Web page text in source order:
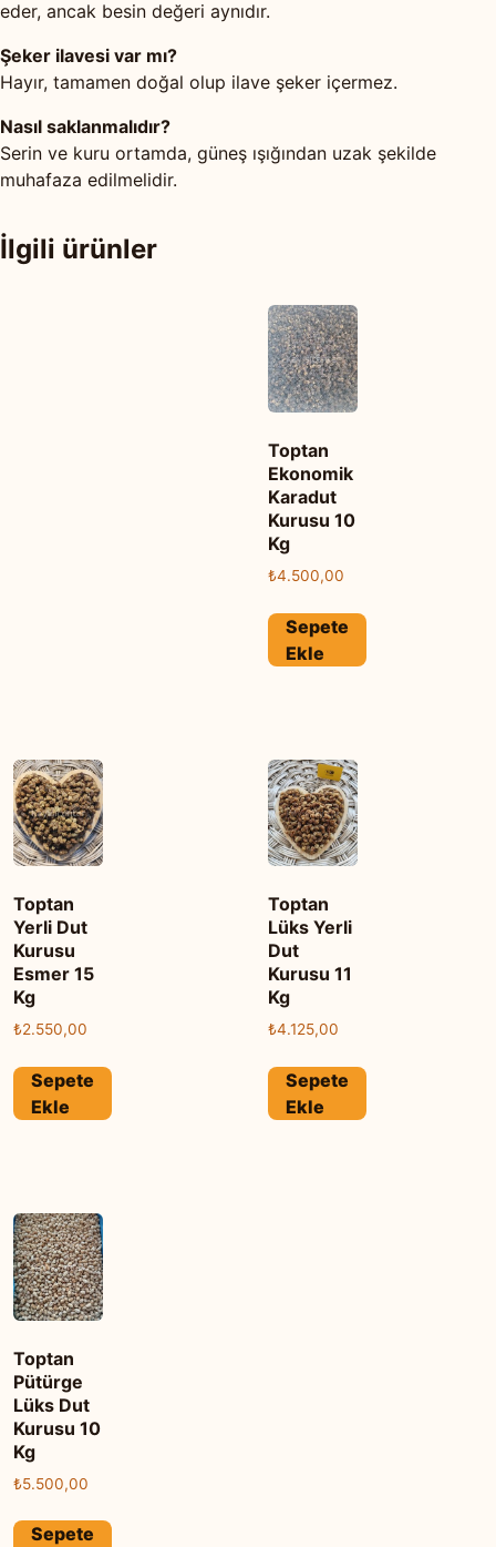
eder, ancak besin değeri aynıdır.
Şeker ilavesi var mı?
Hayır, tamamen doğal olup ilave şeker içermez.
Nasıl saklanmalıdır?
Serin ve kuru ortamda, güneş ışığından uzak şekilde
muhafaza edilmelidir.
İlgili ürünler
Toptan
Ekonomik
Karadut
Kurusu 10
Kg
₺4.500,00
Sepete
Ekle
Toptan
Yerli Dut
Kurusu
Esmer 15
Kg
₺2.550,00
Sepete
Ekle
Toptan
Lüks Yerli
Dut
Kurusu 11
Kg
₺4.125,00
Sepete
Ekle
Toptan
Pütürge
Lüks Dut
Kurusu 10
Kg
₺5.500,00
Sepete